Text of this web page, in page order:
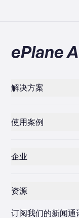
解决方案
电子邮件 AI
控制中心
使用案例
MROs
AEC
制造
企业
为什么选择 ePlane AI
职业发展
资源
新闻
订阅我们的新闻通